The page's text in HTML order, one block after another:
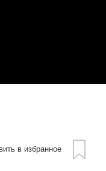
в избранное